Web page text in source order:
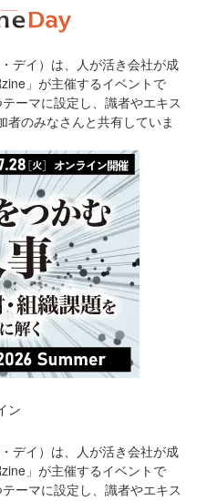
デイ）は、人が活き会社が成
」が主催するイベントで
ーマに設定し、識者やエキス
のみなさんと共有していま
ン
デイ）は、人が活き会社が成
」が主催するイベントで
ーマに設定し、識者やエキス